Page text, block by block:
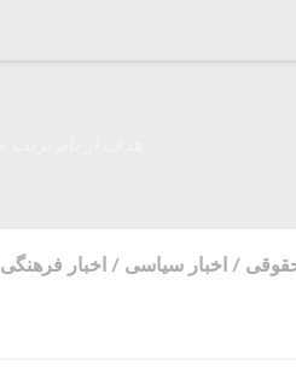
حقوقی / اخبار سیاسی / اخبار فرهنگی